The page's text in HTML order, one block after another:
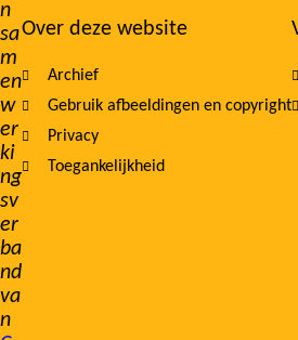
n
sa
m
en
w
er
ki
ng
sv
er
ba
nd
va
n
Over deze website
Archief
Gebruik afbeeldingen en copyright
Privacy
Toegankelijkheid